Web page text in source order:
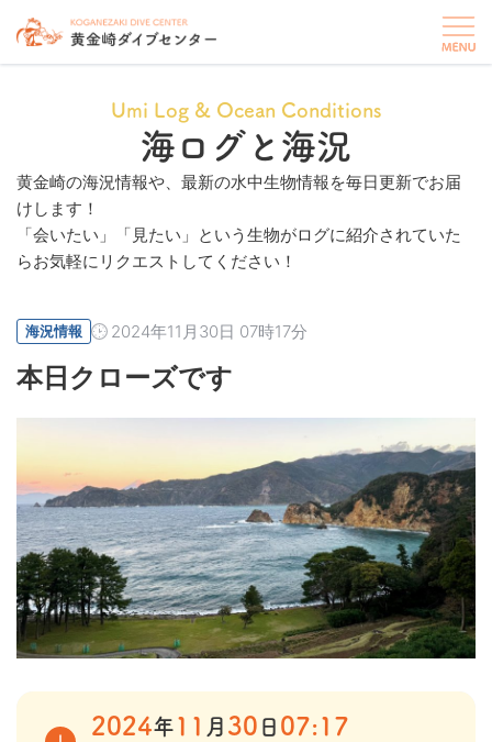
Umi Log & Ocean Conditions
海ログと海況
黄金崎の海況情報や、最新の水中生物情報を毎日更新でお届
けします！
「会いたい」「見たい」という生物がログに紹介されていた
らお気軽にリクエストしてください！
海況情報 2024年11月30日 07時17分
本日クローズです
2024年 11 月 30 日 07:17